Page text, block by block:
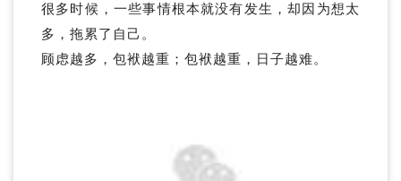
很多时候，一些事情根本就没有发生，却因为想太
多，拖累了自己。
顾虑越多，包袱越重；包袱越重，日子越难。